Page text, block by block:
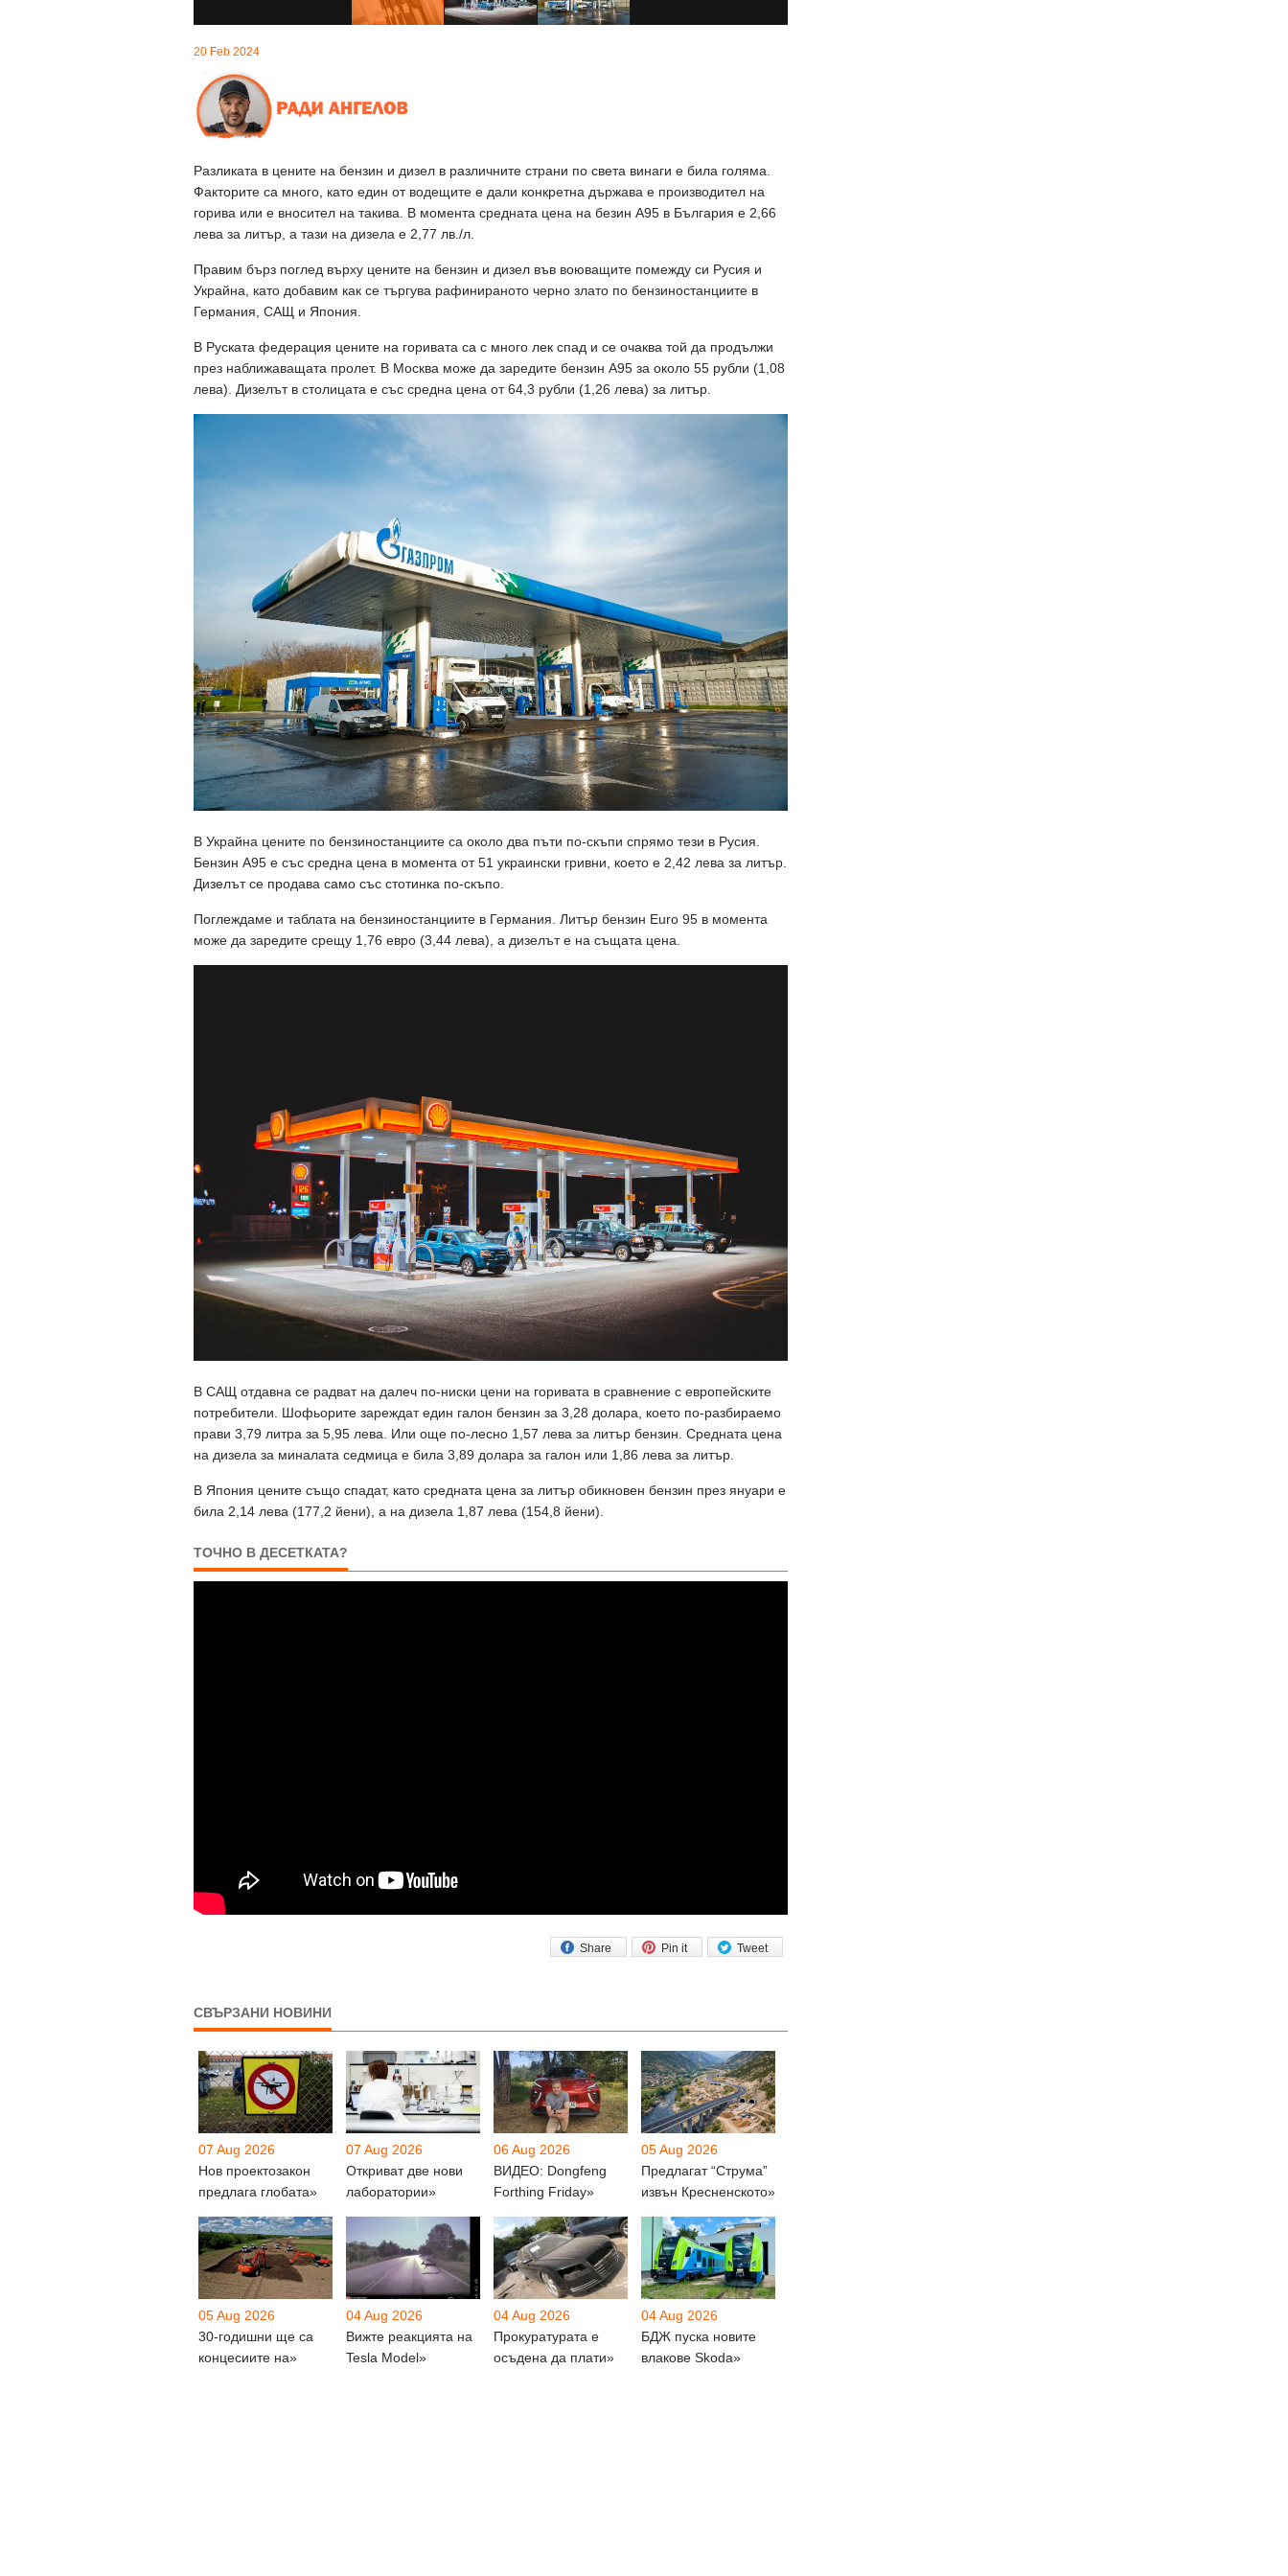
20 Feb 2024
Разликата в цените на бензин и дизел в различните страни по света винаги е била голяма.
Факторите са много, като един от водещите е дали конкретна държава е производител на
горива или е вносител на такива. В момента средната цена на безин А95 в България е 2,66
лева за литър, а тази на дизела е 2,77 лв./л.
Правим бърз поглед върху цените на бензин и дизел във воюващите помежду си Русия и
Украйна, като добавим как се търгува рафинираното черно злато по бензиностанциите в
Германия, САЩ и Япония.
В Руската федерация цените на горивата са с много лек спад и се очаква той да продължи
през наближаващата пролет. В Москва може да заредите бензин А95 за около 55 рубли (1,08
лева). Дизелът в столицата е със средна цена от 64,3 рубли (1,26 лева) за литър.
В Украйна цените по бензиностанциите са около два пъти по-скъпи спрямо тези в Русия.
Бензин А95 е със средна цена в момента от 51 украински гривни, което е 2,42 лева за литър.
Дизелът се продава само със стотинка по-скъпо.
Поглеждаме и таблата на бензиностанциите в Германия. Литър бензин Euro 95 в момента
може да заредите срещу 1,76 евро (3,44 лева), а дизелът е на същата цена.
В САЩ отдавна се радват на далеч по-ниски цени на горивата в сравнение с европейските
потребители. Шофьорите зареждат един галон бензин за 3,28 долара, което по-разбираемо
прави 3,79 литра за 5,95 лева. Или още по-лесно 1,57 лева за литър бензин. Средната цена
на дизела за миналата седмица е била 3,89 долара за галон или 1,86 лева за литър.
В Япония цените също спадат, като средната цена за литър обикновен бензин през януари е
била 2,14 лева (177,2 йени), а на дизела 1,87 лева (154,8 йени).
ТОЧНО В ДЕСЕТКАТА?
Tweet
Pin it
Share
СВЪРЗАНИ НОВИНИ
07 Aug 2026
Нов проектозакон
предлага глобата»
07 Aug 2026
Откриват две нови
лаборатории»
06 Aug 2026
ВИДЕО: Dongfeng
Forthing Friday»
05 Aug 2026
Предлагат “Струма”
извън Кресненското»
05 Aug 2026
30-годишни ще са
концесиите на»
04 Aug 2026
Вижте реакцията на
Tesla Model»
04 Aug 2026
Прокуратурата е
осъдена да плати»
04 Aug 2026
БДЖ пуска новите
влакове Skoda»